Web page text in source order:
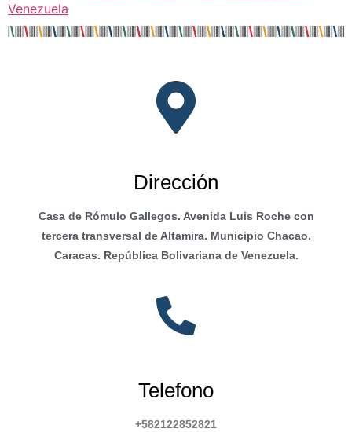
Venezuela
Dirección
Casa de Rómulo Gallegos. Avenida Luis Roche con
tercera transversal de Altamira. Municipio Chacao.
Caracas. República Bolivariana de Venezuela.
Telefono
+582122852821